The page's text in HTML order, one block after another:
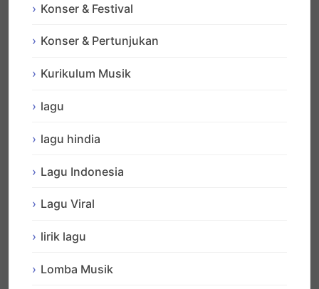
Konser & Festival
Konser & Pertunjukan
Kurikulum Musik
lagu
lagu hindia
Lagu Indonesia
Lagu Viral
lirik lagu
Lomba Musik